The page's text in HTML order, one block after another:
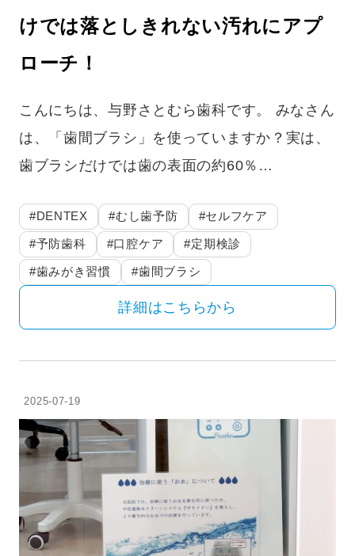
けでは落としきれない汚れにアプ
ローチ！
こんにちは、与野さとむら歯科です。 みなさん
は、「歯間ブラシ」を使っていますか？実は、
歯ブラシだけでは歯の表面の約60％…
#DENTEX #むし歯予防 #セルフケア
#予防歯科 #口腔ケア #定期検診
#歯みがき習慣 #歯間ブラシ
詳細はこちらから
2025-07-19